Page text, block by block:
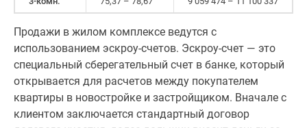
Продажи в жилом комплексе ведутся с
использованием эскроу-счетов. Эскроу-счет — это
специальный сберегательный счет в банке, который
открывается для расчетов между покупателем
квартиры в новостройке и застройщиком. Вначале с
клиентом заключается стандартный договор